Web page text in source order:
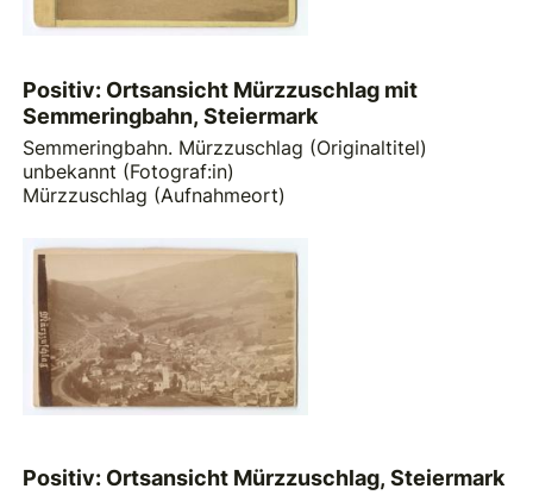
Positiv: Ortsansicht Mürzzuschlag mit
Semmeringbahn, Steiermark
Semmeringbahn. Mürzzuschlag (Originaltitel)
unbekannt (Fotograf:in)
Mürzzuschlag (Aufnahmeort)
Positiv: Ortsansicht Mürzzuschlag, Steiermark